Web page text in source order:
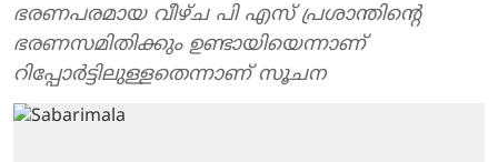
ഭരണപരമായ വീഴ്ച പി എസ് പ്രശാന്തിന്റെ
ഭരണസമിതിക്കും ഉണ്ടായിയെന്നാണ്
റിപ്പോര്‍ട്ടിലുള്ളതെന്നാണ് സൂചന